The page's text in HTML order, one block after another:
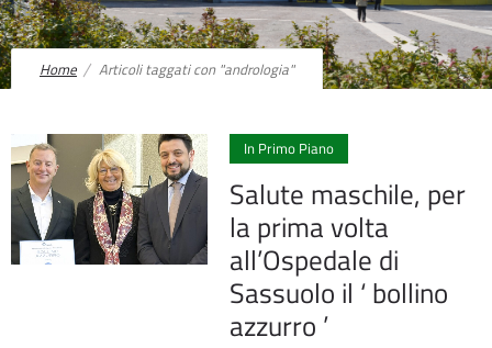
Home Articoli taggati con "andrologia"
In Primo Piano
Salute maschile, per
la prima volta
all’Ospedale di
Sassuolo il ‘ bollino
azzurro ’